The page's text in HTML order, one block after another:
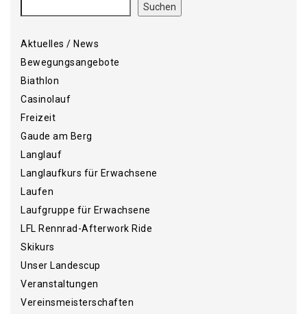
Suchen
Aktuelles / News
Bewegungsangebote
Biathlon
Casinolauf
Freizeit
Gaude am Berg
Langlauf
Langlaufkurs für Erwachsene
Laufen
Laufgruppe für Erwachsene
LFL Rennrad-Afterwork Ride
Skikurs
Unser Landescup
Veranstaltungen
Vereinsmeisterschaften